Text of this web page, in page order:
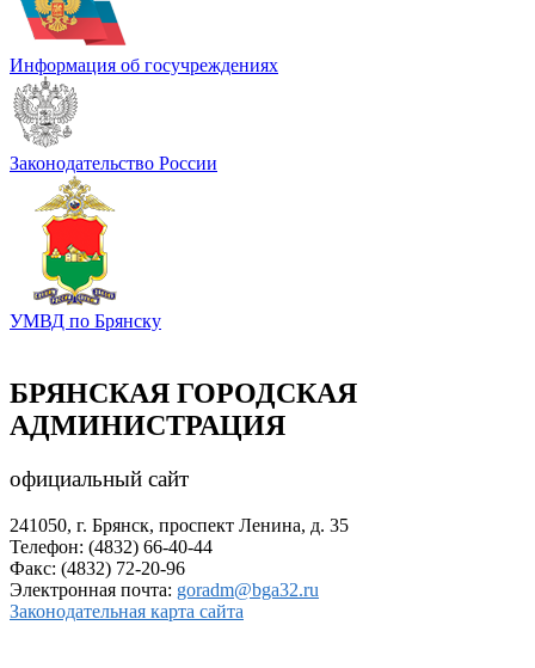
Информация об госучреждениях
Законодательство России
УМВД по Брянску
БРЯНСКАЯ ГОРОДСКАЯ
АДМИНИСТРАЦИЯ
официальный сайт
241050, г. Брянск, проспект Ленина, д. 35
Телефон: (4832) 66-40-44
Факс: (4832) 72-20-96
Электронная почта: goradm@bga32.ru
Законодательная карта сайта